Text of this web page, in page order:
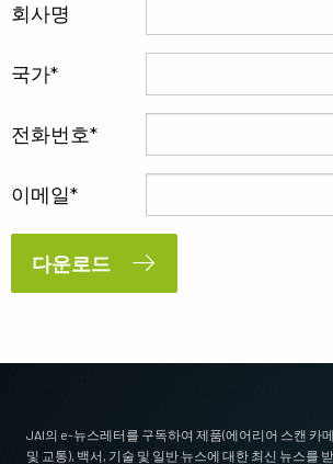
회사명
국가
전화번호
이메일
다운로드
JAI의 e-뉴스레터를 구독하여 제품(에어리어 스캔 카
및 교통), 백서, 기술 및 일반 뉴스에 대한 최신 뉴스를